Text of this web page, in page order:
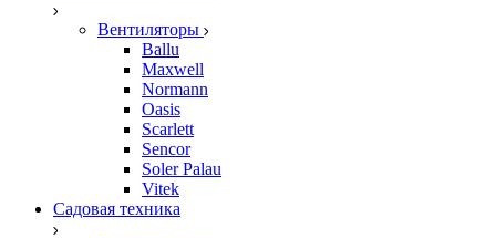
Вентиляторы
Ballu
Maxwell
Normann
Oasis
Scarlett
Sencor
Soler Palau
Vitek
Садовая техника